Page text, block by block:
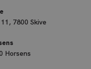
7800 Skive
Horsens